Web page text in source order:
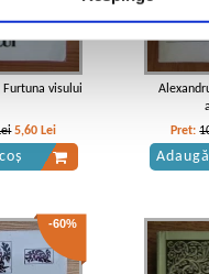
visului
5,60 Lei
Pret:
-60%